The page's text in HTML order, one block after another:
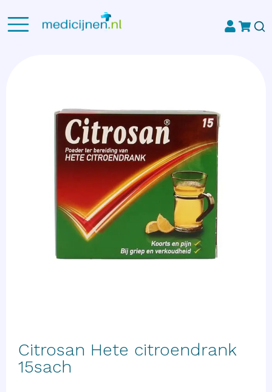
Citrosan Hete citroendrank
15sach